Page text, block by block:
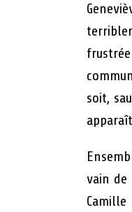
soit,
vain de